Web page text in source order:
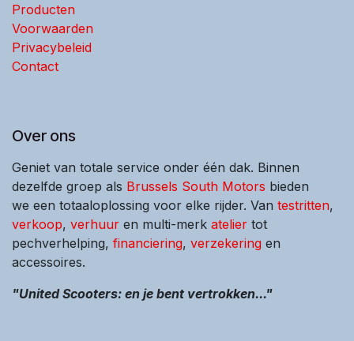
Producten
Voorwaarden
Privacybeleid
Contact
Over ons
Geniet van totale service onder één dak. Binnen
dezelfde groep als Brussels South Motors bieden
we een totaaloplossing voor elke rijder. Van testritten,
verkoop, verhuur en multi-merk atelier tot
pechverhelping, financiering, verzekering en
accessoires.
"United Scooters: en je bent vertrokken..."